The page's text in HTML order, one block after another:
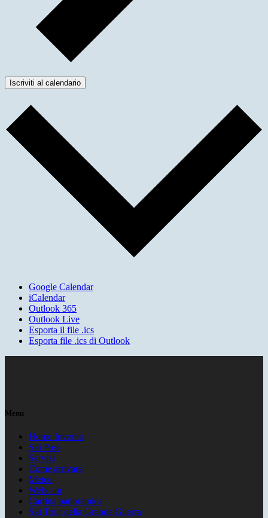
Iscriviti al calendario
Google Calendar
iCalendar
Outlook 365
Outlook Live
Esporta il file .ics
Esporta file .ics di Outlook
Menu
Home Inverno
Ski Pass
Servizi
Come arrivare
Meteo
Webcam
Cartina panoramica
Ski Tour della Grande Guerra